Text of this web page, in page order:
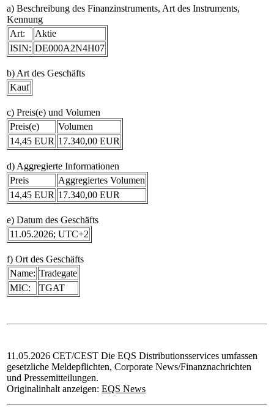
a) Beschreibung des Finanzinstruments, Art des Instruments,
Kennung
Art:
Aktie
ISIN: DE000A2N4H07
b) Art des Geschäfts
Kauf
c) Preis(e) und Volumen
Preis(e)
Volumen
14,45 EUR 17.340,00 EUR
d) Aggregierte Informationen
Preis
Aggregiertes Volumen
14,45 EUR 17.340,00 EUR
e) Datum des Geschäfts
11.05.2026; UTC+2
f) Ort des Geschäfts
Name: Tradegate
MIC:
TGAT
11.05.2026 CET/CEST Die EQS Distributionsservices umfassen
gesetzliche Meldepflichten, Corporate News/Finanznachrichten
und Pressemitteilungen.
Originalinhalt anzeigen: EQS News